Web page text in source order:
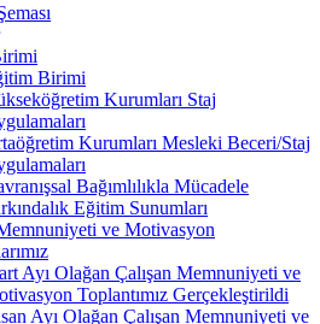
Birimi
Kurumları Staj
Kurumları Mesleki Beceri/Staj
Bağımlılıkla Mücadele
Eğitim Sunumları
ve Motivasyon
Ayı Olağan Çalışan Memnuniyeti ve
Toplantımız Gerçekleştirildi
Ayı Olağan Çalışan Memnuniyeti ve